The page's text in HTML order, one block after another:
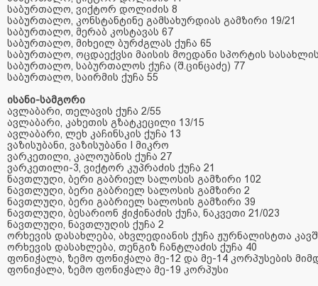
საბურთალო, ვიქტორ დოლიძის 8
საბურთალო, კონსტანტინე გამსახურდიას გამზირი 19/21
საბურთალო, მერაბ კოსტავას 67
საბურთალო, მიხეილ ბურძგლას ქუჩა 65
საბურთალო, ოცდაექვსი მაისის მოედანი სპორტის
საბურთალო, საბურთალოს ქუჩა (შ.ცინცაძე) 77
საბურთალო, საირმის ქუჩა 55
ისანი-სამგორი
ავლაბარი, თელავის ქუჩა 2/55
ავლაბარი, კახეთის გზატკეცილი 13/15
ავლაბარი, ლეხ კაჩინსკის ქუჩა 13
ვაზისუბანი, ვაზისუბანი
მიკრო
ვარკეთილი, კალოუბნის ქუჩა 27
ვარკეთილი-3, ვიქტორ კუპრაძის ქუჩა 21
ნავთლუღი, ბერი გაბრიელ სალოსის გამზირი 102
ნავთლუღი, ბერი გაბრიელ სალოსის გამზირი 2
ნავთლუღი, ბერი გაბრიელ სალოსის გამზირი 39
ნავთლუღი, ბესარიონ ჭიჭინაძის ქუჩა, ნაკვეთი 21/023
ნავთლუღი, ნავთლუღის ქუჩა 2
ორხევის დასახლება, ახვლედიანის ქუჩა ჟურნალისტთა
ორხევის დასახლება, თენგიზ ჩანტლაძის ქუჩა 40
ფონიჭალა, ზემო ფონიჭალა მე-12 და მე-14 კორპუსების
ფონიჭალა, ზემო ფონიჭალა მე-19 კორპუსი